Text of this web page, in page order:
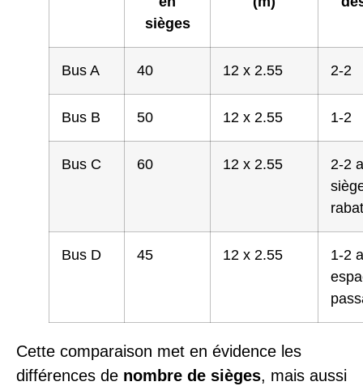
sièges
Bus A 40 12 x 2.55 2-2
Bus B 50 12 x 2.55 1-2
Bus C 60 12 x 2.55
2-2
Bus D 45 12 x 2.55
1-2
Cette comparaison met en évidence les
différences de nombre de sièges, mais aussi